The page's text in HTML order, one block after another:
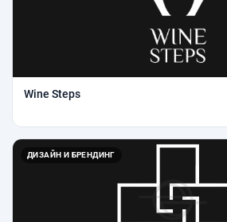
Wine Steps
ДИЗАЙН И БРЕНДИНГ